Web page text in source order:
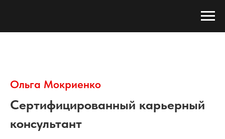
Ольга Мокриенко
Сертифицированный карьерный
консультант